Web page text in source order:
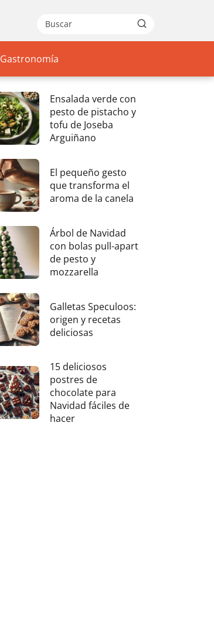
Gastronomía
Ensalada verde con
pesto de pistacho y
tofu de Joseba
Arguiñano
El pequeño gesto
que transforma el
aroma de la canela
Árbol de Navidad
con bolas pull-apart
de pesto y
mozzarella
Galletas Speculoos:
origen y recetas
deliciosas
15 deliciosos
postres de
chocolate para
Navidad fáciles de
hacer